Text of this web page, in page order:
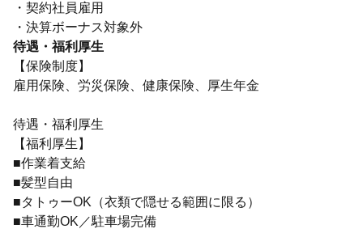
・契約社員雇用
待遇・福利厚生
【保険制度】
雇用保険、労災保険、健康保険、厚生年金
待遇・福利厚生
【福利厚生】
■作業着支給
■髪型自由
■タトゥーOK（衣類で隠せる範囲に限る）
■車通勤OK／駐車場完備